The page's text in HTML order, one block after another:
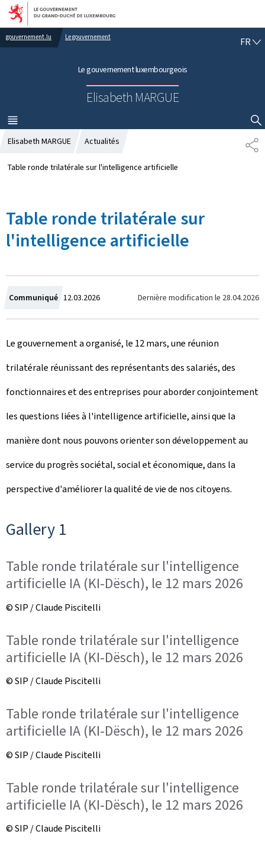
Aller au menu principal
Aller au contenu
gouvernement.lu Le gouvernement
Le gouvernement luxembourgeois
Elisabeth MARGUE
FRF
I
S
MENU
PRINCIPAL
AFFICHER / MASQUER LA RECHERCHE
P
A
Elisabeth MARGUE Actualités
Table ronde trilatérale sur l'intelligence artificielle
Table ronde trilatérale sur
l'intelligence artificielle
Communiqué C
r
é
e
l
e
12.03.2026 Dernière modification le 28.04.2026
Le gouvernement a organisé, le 12 mars, une réunion
trilatérale réunissant des représentants des salariés, des
fonctionnaires et des entreprises pour aborder conjointement
les questions liées à l'intelligence artificielle, ainsi que la
manière dont nous pouvons orienter son développement au
service du progrès sociétal, social et économique, dans la
perspective d'améliorer la qualité de vie de nos citoyens.
Gallery 1
Table ronde trilatérale sur l'intelligence
artificielle IA (KI-Dësch), le 12 mars 2026
© SIP / Claude Piscitelli
Table ronde trilatérale sur l'intelligence
artificielle IA (KI-Dësch), le 12 mars 2026
© SIP / Claude Piscitelli
Table ronde trilatérale sur l'intelligence
artificielle IA (KI-Dësch), le 12 mars 2026
© SIP / Claude Piscitelli
Table ronde trilatérale sur l'intelligence
artificielle IA (KI-Dësch), le 12 mars 2026
© SIP / Claude Piscitelli